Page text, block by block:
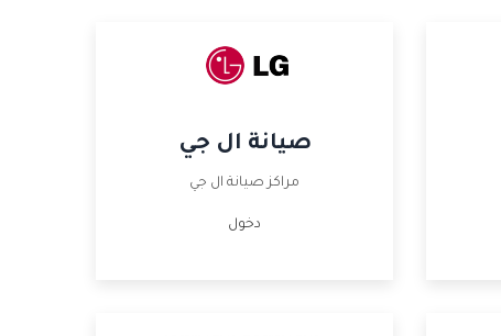
صيانة ال جي
مراكز صيانة ال جي
دخول